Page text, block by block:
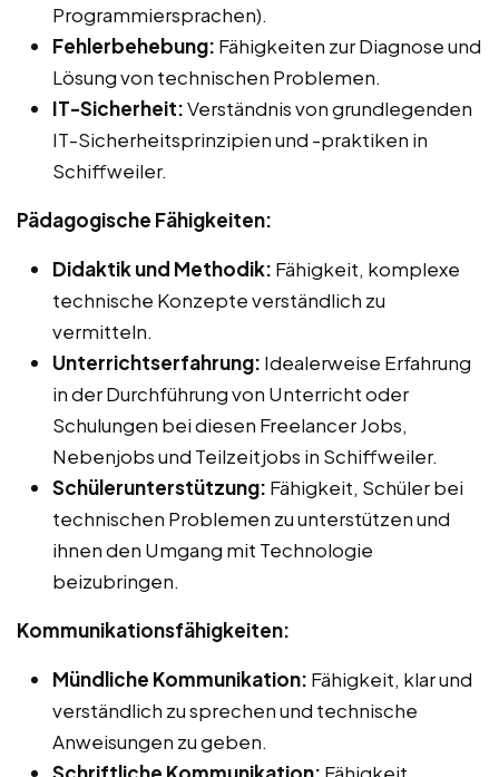
Programmiersprachen).
Fehlerbehebung: Fähigkeiten zur Diagnose und
Lösung von technischen Problemen.
IT-Sicherheit:Verständnis von grundlegenden
IT-Sicherheitsprinzipien und -praktiken in
Schiffweiler.
Pädagogische Fähigkeiten:
Didaktik und Methodik: Fähigkeit, komplexe
technische Konzepte verständlich zu
vermitteln.
Unterrichtserfahrung: Idealerweise Erfahrung
in der Durchführung von Unterricht oder
Schulungen bei diesen Freelancer Jobs,
Nebenjobs und Teilzeitjobs in Schiffweiler.
Schülerunterstützung: Fähigkeit, Schüler bei
technischen Problemen zu unterstützen und
ihnen den Umgang mit Technologie
beizubringen.
Kommunikationsfähigkeiten:
Mündliche Kommunikation: Fähigkeit, klar und
verständlich zu sprechen und technische
Anweisungen zu geben.
Schriftliche Kommunikation: Fähigkeit,